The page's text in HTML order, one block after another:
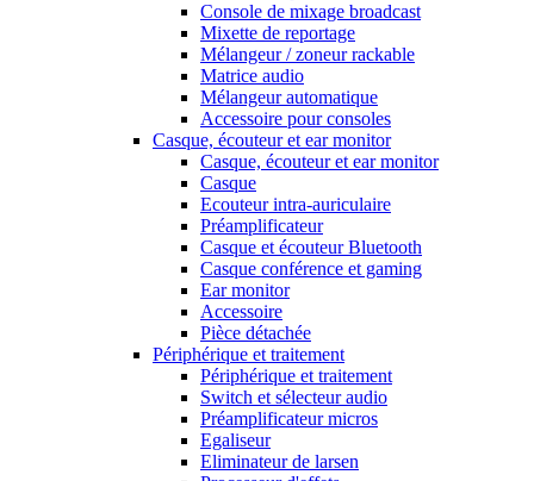
Console de mixage broadcast
Mixette de reportage
Mélangeur / zoneur rackable
Matrice audio
Mélangeur automatique
Accessoire pour consoles
Casque, écouteur et ear monitor
Casque, écouteur et ear monitor
Casque
Ecouteur intra-auriculaire
Préamplificateur
Casque et écouteur Bluetooth
Casque conférence et gaming
Ear monitor
Accessoire
Pièce détachée
Périphérique et traitement
Périphérique et traitement
Switch et sélecteur audio
Préamplificateur micros
Egaliseur
Eliminateur de larsen